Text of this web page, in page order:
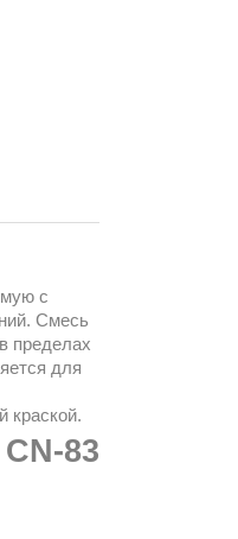
с
Смесь
пределах
для
краской.
83